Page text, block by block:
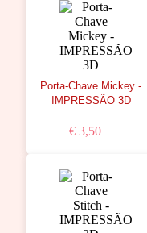
Porta-Chave Mickey -
IMPRESSÃO 3D
€ 3,50